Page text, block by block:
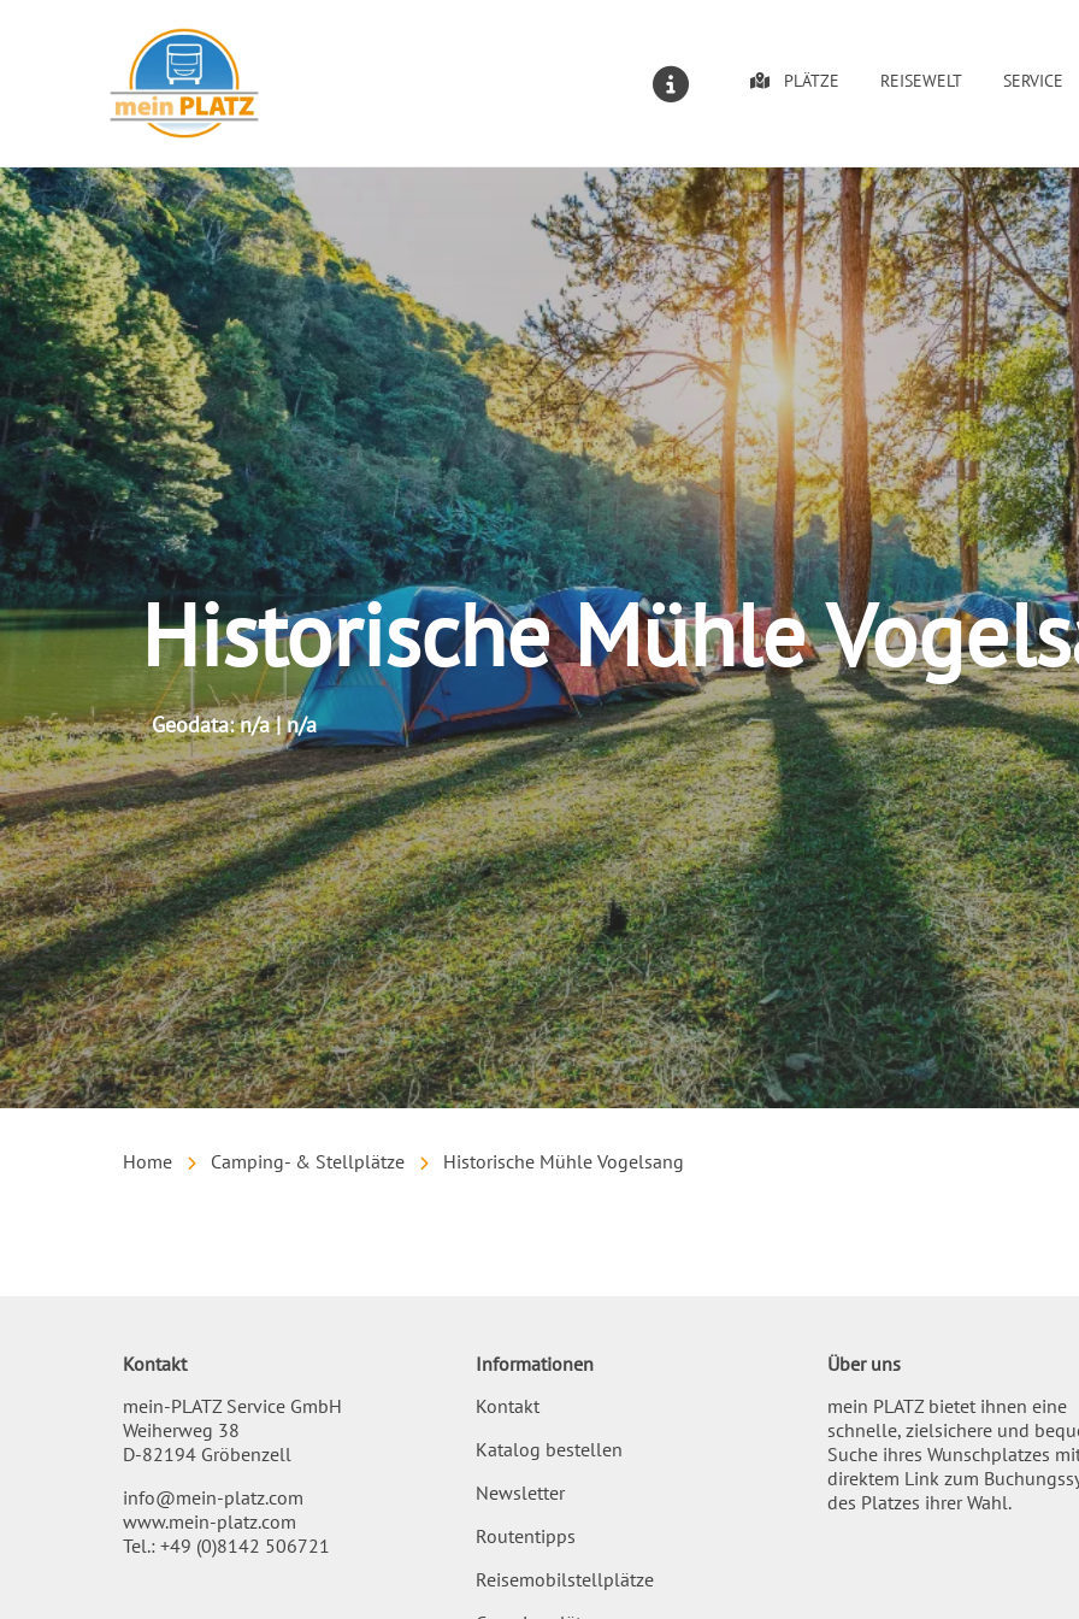
PLÄTZE REISEWELT SERVICE
Historische Mühle
Geodata: n/a | n/a
Home Camping- & Stellplätze Historische Mühle Vogelsang
Kontakt
mein-PLATZ Service GmbH
Weiherweg 38
D-82194 Gröbenzell
info@mein-platz.com
www.mein-platz.com
Tel.: +49 (0)8142 506721
Informationen
Kontakt
Katalog bestellen
Newsletter
Routentipps
Reisemobilstellplätze
Über uns
mein PLATZ bietet ihnen eine
schnelle, zielsichere und
Suche ihres Wunschplatzes
direktem Link zum
des Platzes ihrer Wahl.